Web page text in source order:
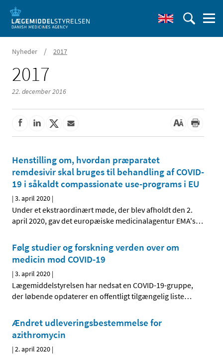
Nyheder / 2017
2017
22. december 2016
Henstilling om, hvordan præparatet
remdesivir skal bruges til behandling af COVID-
19 i såkaldt compassionate use-programs i EU
|3. april 2020 |
Under et ekstraordinært møde, der blev afholdt den 2.
april 2020, gav det europæiske medicinalagentur EMA's…
Følg studier og forskning verden over om
medicin mod COVID-19
|3. april 2020 |
Lægemiddelstyrelsen har nedsat en COVID-19-gruppe,
der løbende opdaterer en offentligt tilgængelig liste…
Ændret udleveringsbestemmelse for
azithromycin
|2. april 2020 |